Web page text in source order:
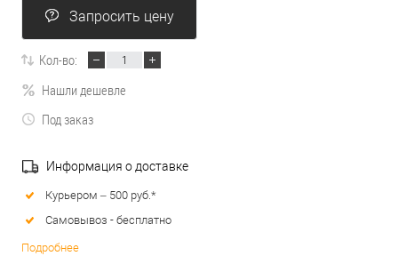
Запросить цену
Кол-во:
Нашли дешевле
Под заказ
Информация о доставке
Курьером – 500 руб.*
Самовывоз - бесплатно
Подробнее